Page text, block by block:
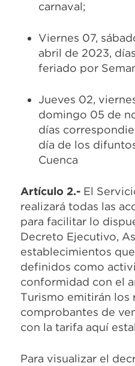
carnaval;
Viernes 07,
abril de 2023,
feriado por
Jueves 02,
domingo 05 de
días
día de los
Cuenca
Artículo 2.- El
realizará todas las
para facilitar lo
Decreto Ejecutivo,
establecimientos
definidos como
conformidad con el
Turismo emitirán los
comprobantes de
con la tarifa aquí
Para visualizar el